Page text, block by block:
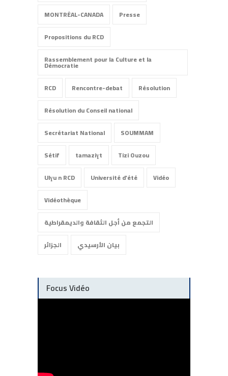
MONTRÉAL-CANADA
Presse
Propositions du RCD
Rassemblement pour la Culture et la
Démocratie
RCD
Rencontre-debat
Résolution
Résolution du Conseil national
Secrétariat National
SOUMMAM
Sétif
tamaziɣt
Tizi Ouzou
Ulɣu n RCD
Université d'été
Vidéo
Vidéothèque
التجمع من أجل الثقافة والديمقراطية
الجزائر
بيان الأرسيدي
Focus Vidéo